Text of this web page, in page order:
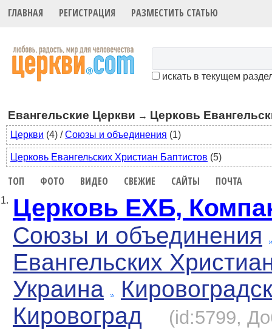
ГЛАВНАЯ РЕГИСТРАЦИЯ РАЗМЕСТИТЬ СТАТЬЮ
искать в текущем
Евангельские Церкви → Церковь
Церкви (4) /Союзы и объединения (1)
Церковь Евангельских Христиан Баптистов (5)
ТОП ФОТО ВИДЕО СВЕЖИЕ САЙТЫ ПОЧТА
1. Церковь ЕХБ,
Союзы и объединения
Евангельских
Украина
Кировоград
(id:5799,